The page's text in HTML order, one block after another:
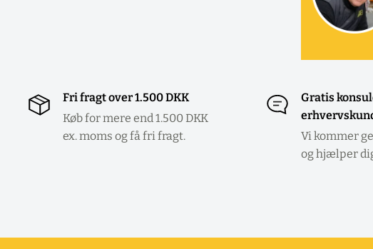
Fri fragt over 1.500 DKK
Køb for mere end 1.500 DKK
ex. moms og få fri fragt.
Gratis
Vi kommer
og hjælper